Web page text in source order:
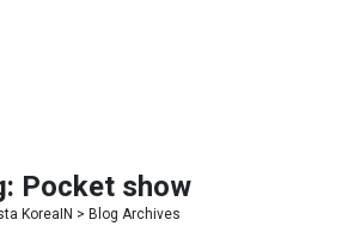
Pocket show
KoreaIN > Blog Archives